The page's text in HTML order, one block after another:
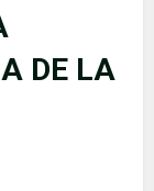
DE LA